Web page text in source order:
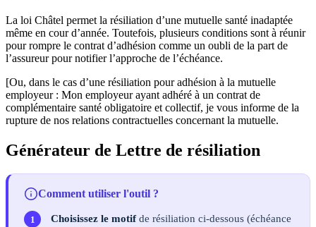
La loi Châtel permet la résiliation d’une mutuelle santé inadaptée
même en cour d’année. Toutefois, plusieurs conditions sont à réunir
pour rompre le contrat d’adhésion comme un oubli de la part de
l’assureur pour notifier l’approche de l’échéance.
[Ou, dans le cas d’une résiliation pour adhésion à la mutuelle
employeur : Mon employeur ayant adhéré à un contrat de
complémentaire santé obligatoire et collectif, je vous informe de la
rupture de nos relations contractuelles concernant la mutuelle.
Générateur de Lettre de résiliation
Comment utiliser l'outil ?
Choisissez le motifde résiliation ci-dessous (échéance